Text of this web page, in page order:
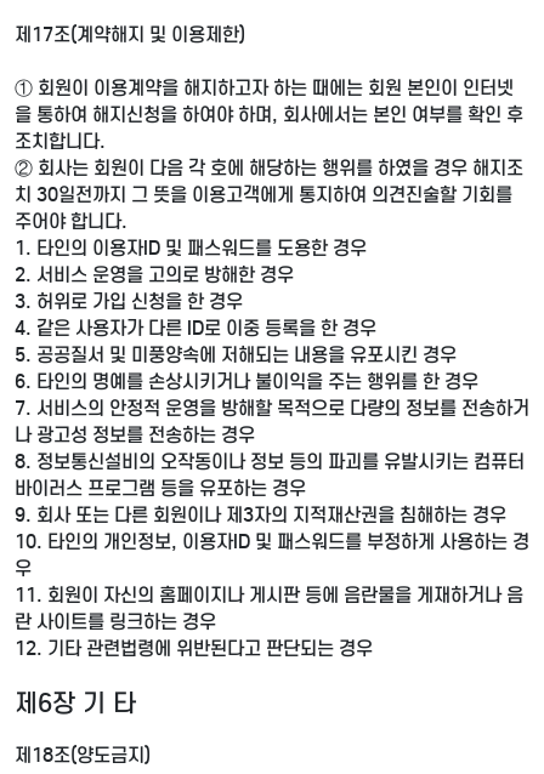
제17조(계약해지 및 이용제한)
① 회원이 이용계약을 해지하고자 하는 때에는 회원 본인이 인터넷
을 통하여 해지신청을 하여야 하며, 회사에서는 본인 여부를 확인 후
조치합니다.
② 회사는 회원이 다음 각 호에 해당하는 행위를 하였을 경우 해지조
치 30일전까지 그 뜻을 이용고객에게 통지하여 의견진술할 기회를
주어야 합니다.
1. 타인의 이용자ID 및 패스워드를 도용한 경우
2. 서비스 운영을 고의로 방해한 경우
3. 허위로 가입 신청을 한 경우
4. 같은 사용자가 다른 ID로 이중 등록을 한 경우
5. 공공질서 및 미풍양속에 저해되는 내용을 유포시킨 경우
6. 타인의 명예를 손상시키거나 불이익을 주는 행위를 한 경우
7. 서비스의 안정적 운영을 방해할 목적으로 다량의 정보를 전송하거
나 광고성 정보를 전송하는 경우
8. 정보통신설비의 오작동이나 정보 등의 파괴를 유발시키는 컴퓨터
바이러스 프로그램 등을 유포하는 경우
9. 회사 또는 다른 회원이나 제3자의 지적재산권을 침해하는 경우
10. 타인의 개인정보, 이용자ID 및 패스워드를 부정하게 사용하는 경
우
11. 회원이 자신의 홈페이지나 게시판 등에 음란물을 게재하거나 음
란 사이트를 링크하는 경우
12. 기타 관련법령에 위반된다고 판단되는 경우
제6장 기 타
제18조(양도금지)